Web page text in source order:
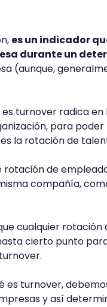
es un indicador
durante un
(aunque,
turnover radica
para
la rotación de
rotación de
compañía,
cualquier
cierto punto
es turnover,
y así